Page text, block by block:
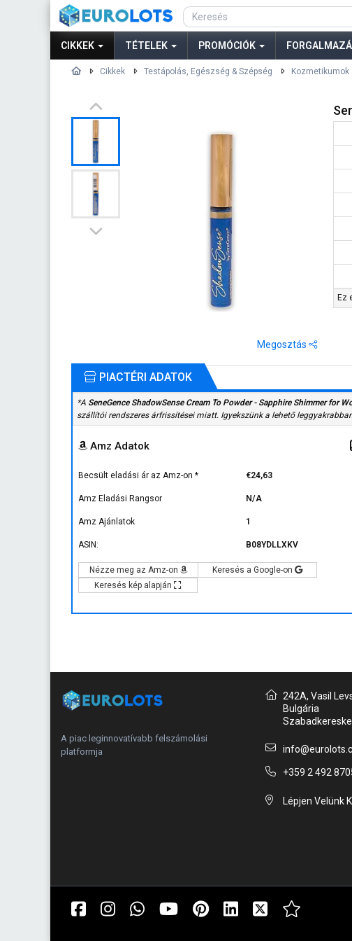
CIKKEK TÉTELEK PROMÓCIÓK
Cikkek Testápolás, Egészség & Szépség Kozmetikumok
Megosztás
Ez
PIACTÉRI ADATOK
*A SeneGence ShadowSense Cream To Powder - Sapphire Shimmer for
szállítói rendszeres árfrissítései miatt. Igyekszünk a lehető
Amz Adatok
Becsült eladási ár az Amz-on * €24,63
Amz Eladási Rangsor N/A
Amz Ajánlatok 1
ASIN: B08YDLLXKV
Nézze meg az Amz-on
Keresés a Google-on
Keresés kép alapján
A piac leginnovatívabb felszámolási
platformja
242A, Vasil
Bulgária
+359 2 492
Lépjen Velünk